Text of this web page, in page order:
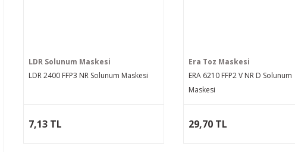
LDR Solunum Maskesi
LDR 2400 FFP3 NR Solunum Maskesi
7,13 TL
Era Toz Maskesi
ERA 6210 FFP2 V NR D Solunum
Maskesi
29,70 TL